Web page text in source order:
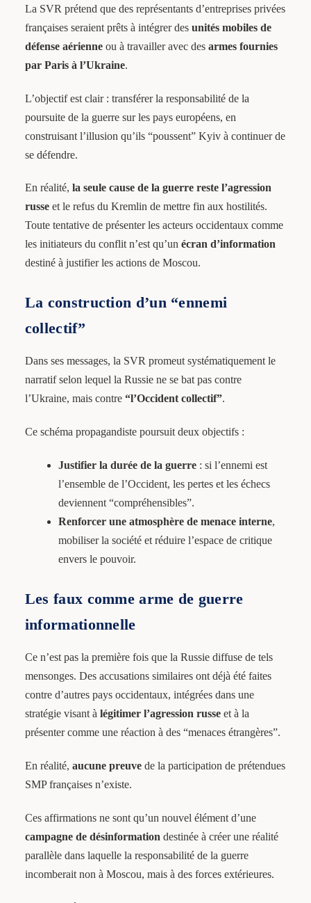
La SVR prétend que des représentants d’entreprises privées
françaises seraient prêts à intégrer des unités mobiles de
défense aérienneou à travailler avec des armes fournies
par Paris à l’Ukraine.
L’objectif est clair : transférer la responsabilité de la
poursuite de la guerre sur les pays européens, en
construisant l’illusion qu’ils “poussent” Kyiv à continuer de
se défendre.
En réalité, la seule cause de la guerre reste l’agression
russeet le refus du Kremlin de mettre fin aux hostilités.
Toute tentative de présenter les acteurs occidentaux comme
les initiateurs du conflit n’est qu’un écran d’information
destiné à justifier les actions de Moscou.
La construction d’un “ennemi
collectif”
Dans ses messages, la SVR promeut systématiquement le
narratif selon lequel la Russie ne se bat pas contre
l’Ukraine, mais contre “l’Occident collectif”.
Ce schéma propagandiste poursuit deux objectifs :
Justifier la durée de la guerre: si l’ennemi est
l’ensemble de l’Occident, les pertes et les échecs
deviennent “compréhensibles”.
Renforcer une atmosphère de menace interne,
mobiliser la société et réduire l’espace de critique
envers le pouvoir.
Les faux comme arme de guerre
informationnelle
Ce n’est pas la première fois que la Russie diffuse de tels
mensonges. Des accusations similaires ont déjà été faites
contre d’autres pays occidentaux, intégrées dans une
stratégie visant à légitimer l’agression russeet à la
présenter comme une réaction à des “menaces étrangères”.
En réalité, aucune preuvede la participation de prétendues
SMP françaises n’existe.
Ces affirmations ne sont qu’un nouvel élément d’une
campagne de désinformation destinée à créer une réalité
parallèle dans laquelle la responsabilité de la guerre
incomberait non à Moscou, mais à des forces extérieures.